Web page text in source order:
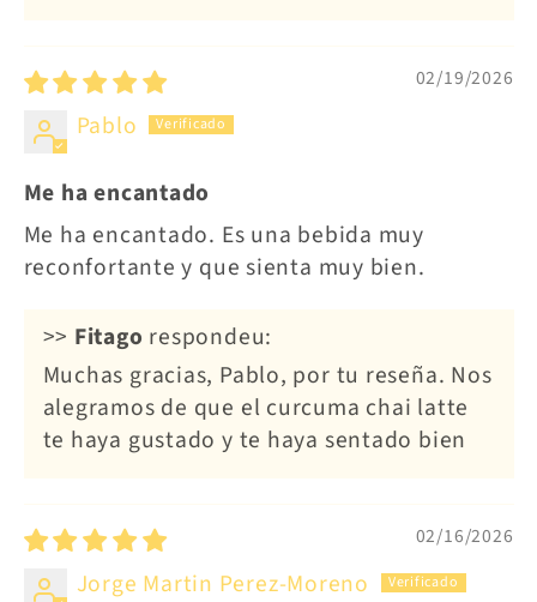
02/19/2026
Pablo
Me ha encantado
Me ha encantado. Es una bebida muy
reconfortante y que sienta muy bien.
>> Fitago respondeu:
Muchas gracias, Pablo, por tu reseña. Nos
alegramos de que el curcuma chai latte
te haya gustado y te haya sentado bien
02/16/2026
Jorge Martin Perez-Moreno